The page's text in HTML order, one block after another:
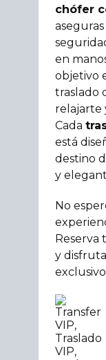
chófer
en
objetivo
traslado
relajarte
Cada
está
destino
y
No
Reserva
y